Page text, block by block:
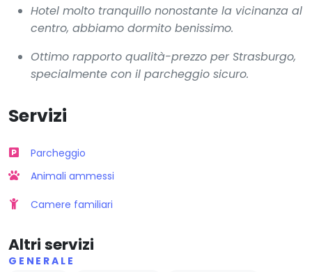
Hotel molto tranquillo nonostante la vicinanza al
centro, abbiamo dormito benissimo.
Ottimo rapporto qualità-prezzo per Strasburgo,
specialmente con il parcheggio sicuro.
Servizi
Parcheggio
Animali ammessi
Camere familiari
Altri servizi
GENERALE